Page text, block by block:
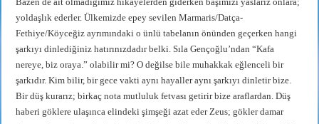
yoldaşlık ederler. Ülkemizde epey sevilen Marmaris/Datça-
Fethiye/Köyceğiz ayrımındaki o ünlü tabelanın önünden geçerken hangi
şarkıyı dinlediğiniz hatırınızdadır belki. Sıla Gençoğlu’ndan “Kafa
nereye, biz oraya.” olabilir mi? O değilse bile muhakkak eğlenceli bir
şarkıdır. Kim bilir, bir gece vakti aynı hayaller aynı şarkıyı dinletir bize.
Bir düş kurarız; birkaç nota mutluluk fetvası getirir bize araflardan. Düş
haberi göklere ulaşınca elindeki şimşeği azat eder Zeus; gökler damar